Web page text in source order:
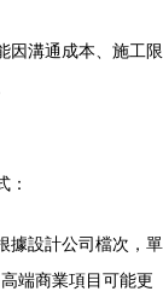
因溝通成本、施工限
：
據設計公司檔次，單
端商業項目可能更